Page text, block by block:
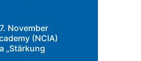
November
(NCIA)
„Stärkung